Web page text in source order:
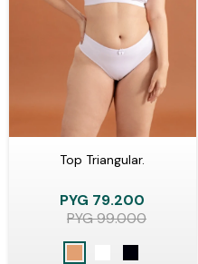
Top Triangular.
PYG 79.200
PYG99.000